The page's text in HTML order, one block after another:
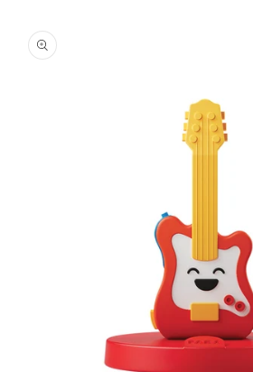
a la
información